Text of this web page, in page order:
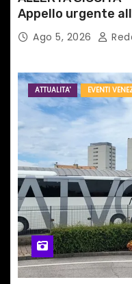
Appello urgente
Ago 5, 2026
ATTUALITA' EVENTI